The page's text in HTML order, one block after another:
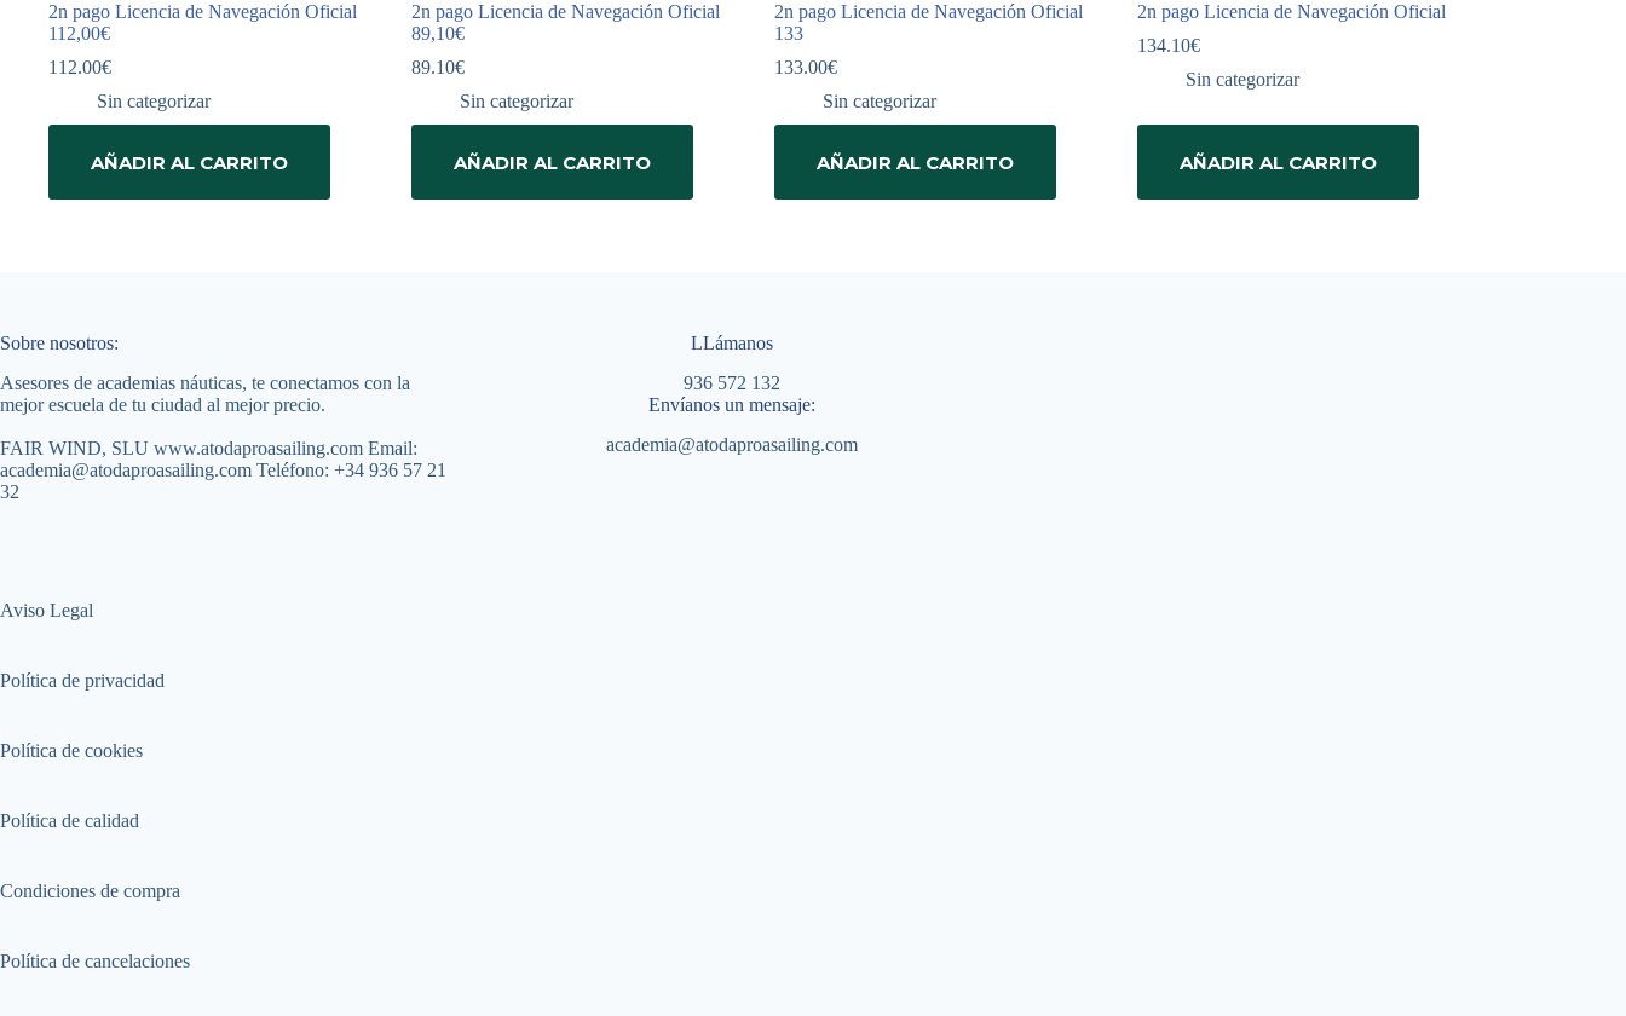
2n pago Licencia de Navegación Oficial
112,00€
112.00€
Sin categorizar
AÑADIR AL CARRITO
2n pago Licencia de Navegación Oficial
89,10€
89.10€
Sin categorizar
AÑADIR AL CARRITO
2n pago Licencia de Navegación Oficial
133
133.00€
Sin categorizar
AÑADIR AL CARRITO
2n pago Licencia de Navegación Oficial
134.10€
Sin categorizar
AÑADIR AL CARRITO
Sobre nosotros:
Asesores de academias náuticas, te conectamos con la
mejor escuela de tu ciudad al mejor precio.
FAIR WIND, SLU www.atodaproasailing.com Email:
academia@atodaproasailing.com Teléfono: +34 936 57 21
32
Aviso Legal
Política de privacidad
Política de cookies
Política de calidad
Condiciones de compra
Política de cancelaciones
LLámanos
936 572 132
Envíanos un mensaje:
academia@atodaproasailing.com